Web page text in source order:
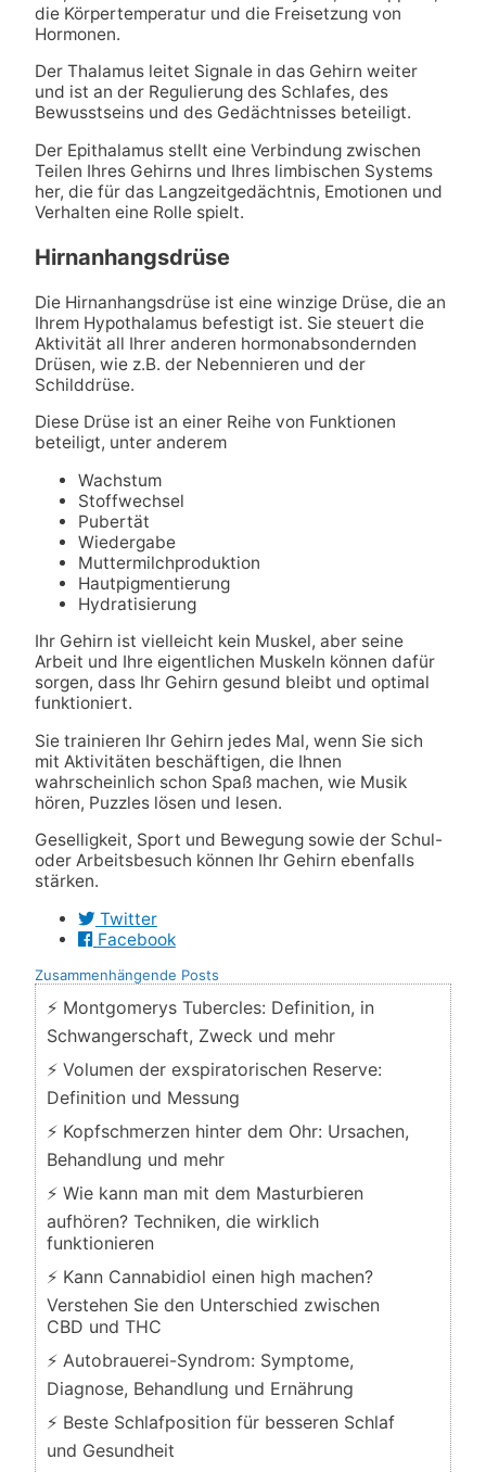
die Körpertemperatur und die Freisetzung von
Hormonen.
Der Thalamus leitet Signale in das Gehirn weiter
und ist an der Regulierung des Schlafes, des
Bewusstseins und des Gedächtnisses beteiligt.
Der Epithalamus stellt eine Verbindung zwischen
Teilen Ihres Gehirns und Ihres limbischen Systems
her, die für das Langzeitgedächtnis, Emotionen und
Verhalten eine Rolle spielt.
Hirnanhangsdrüse
Die Hirnanhangsdrüse ist eine winzige Drüse, die an
Ihrem Hypothalamus befestigt ist. Sie steuert die
Aktivität all Ihrer anderen hormonabsondernden
Drüsen, wie z.B. der Nebennieren und der
Schilddrüse.
Diese Drüse ist an einer Reihe von Funktionen
beteiligt, unter anderem
Wachstum
Stoffwechsel
Pubertät
Wiedergabe
Muttermilchproduktion
Hautpigmentierung
Hydratisierung
Ihr Gehirn ist vielleicht kein Muskel, aber seine
Arbeit und Ihre eigentlichen Muskeln können dafür
sorgen, dass Ihr Gehirn gesund bleibt und optimal
funktioniert.
Sie trainieren Ihr Gehirn jedes Mal, wenn Sie sich
mit Aktivitäten beschäftigen, die Ihnen
wahrscheinlich schon Spaß machen, wie Musik
hören, Puzzles lösen und lesen.
Geselligkeit, Sport und Bewegung sowie der Schul-
oder Arbeitsbesuch können Ihr Gehirn ebenfalls
stärken.
Twitter
Facebook
Zusammenhängende Posts
⚡ Montgomerys Tubercles: Definition, in
Schwangerschaft, Zweck und mehr
⚡ Volumen der exspiratorischen Reserve:
Definition und Messung
⚡ Kopfschmerzen hinter dem Ohr: Ursachen,
Behandlung und mehr
⚡ Wie kann man mit dem Masturbieren
aufhören? Techniken, die wirklich
funktionieren
⚡ Kann Cannabidiol einen high machen?
Verstehen Sie den Unterschied zwischen
CBD und THC
⚡ Autobrauerei-Syndrom: Symptome,
Diagnose, Behandlung und Ernährung
⚡ Beste Schlafposition für besseren Schlaf
und Gesundheit